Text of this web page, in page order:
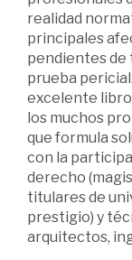
realidad
principales
pendientes de
prueba
excelente
los muchos
que formula
con la
derecho
titulares de
prestigio) y
arquitectos,